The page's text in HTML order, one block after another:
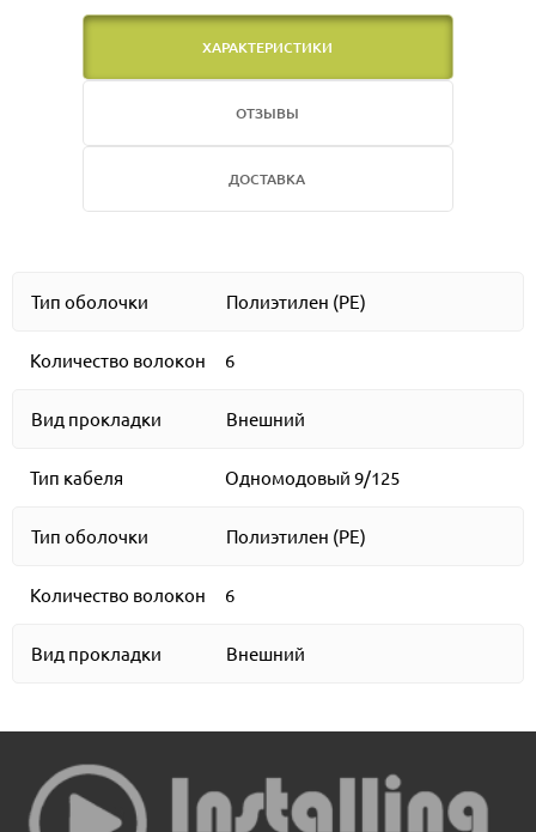
ХАРАКТЕРИСТИКИ
ОТЗЫВЫ
ДОСТАВКА
Тип оболочки Полиэтилен (PE)
Количество волокон 6
Вид прокладки Внешний
Тип кабеля Одномодовый 9/125
Тип оболочки Полиэтилен (PE)
Количество волокон 6
Вид прокладки Внешний